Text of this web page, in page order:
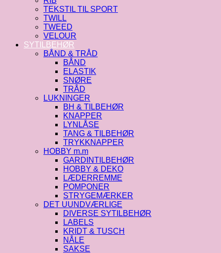
TEKSTIL TIL SPORT
TWILL
TWEED
VELOUR
SYTILBEHØR
BÅND & TRÅD
BÅND
ELASTIK
SNØRE
TRÅD
LUKNINGER
BH & TILBEHØR
KNAPPER
LYNLÅSE
TANG & TILBEHØR
TRYKKNAPPER
HOBBY m.m
GARDINTILBEHØR
HOBBY & DEKO
LÆDERREMME
POMPONER
STRYGEMÆRKER
DET UUNDVÆRLIGE
DIVERSE SYTILBEHØR
LABELS
KRIDT & TUSCH
NÅLE
SAKSE